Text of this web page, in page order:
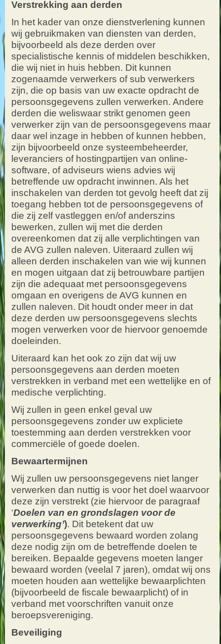
Verstrekking aan derden
In het kader van onze dienstverlening kunnen
wij gebruikmaken van diensten van derden,
bijvoorbeeld als deze derden over
specialistische kennis of middelen beschikken,
die wij niet in huis hebben. Dit kunnen
zogenaamde verwerkers of sub verwerkers
zijn, die op basis van uw exacte opdracht de
persoonsgegevens zullen verwerken. Andere
derden die weliswaar strikt genomen geen
verwerker zijn van de persoonsgegevens maar
daar wel inzage in hebben of kunnen hebben,
zijn bijvoorbeeld onze systeembeheerder,
leveranciers of hostingpartijen van online-
software, of adviseurs wiens advies wij
betreffende uw opdracht inwinnen. Als het
inschakelen van derden tot gevolg heeft dat zij
toegang hebben tot de persoonsgegevens of
die zij zelf vastleggen en/of anderszins
bewerken, zullen wij met die derden
overeenkomen dat zij alle verplichtingen van
de AVG zullen naleven. Uiteraard zullen wij
alleen derden inschakelen van wie wij kunnen
en mogen uitgaan dat zij betrouwbare partijen
zijn die adequaat met persoonsgegevens
omgaan en overigens de AVG kunnen en
zullen naleven. Dit houdt onder meer in dat
deze derden uw persoonsgegevens slechts
mogen verwerken voor de hiervoor genoemde
doeleinden.
Uiteraard kan het ook zo zijn dat wij uw
persoonsgegevens aan derden moeten
verstrekken in verband met een wettelijke en of
medische verplichting.
Wij zullen in geen enkel geval uw
persoonsgegevens zonder uw expliciete
toestemming aan derden verstrekken voor
commerciële of goede doelen.
Bewaartermijnen
Wij zullen uw persoonsgegevens niet langer
verwerken dan nuttig is voor het doel waarvoor
deze zijn verstrekt (zie hiervoor de paragraaf
‘Doelen van en grondslagen voor de
verwerking’). Dit betekent dat uw
persoonsgegevens bewaard worden zolang
deze nodig zijn om de betreffende doelen te
bereiken. Bepaalde gegevens moeten langer
bewaard worden (veelal 7 jaren), omdat wij ons
moeten houden aan wettelijke bewaarplichten
(bijvoorbeeld de fiscale bewaarplicht) of in
verband met voorschriften vanuit onze
beroepsvereniging.
Beveiliging